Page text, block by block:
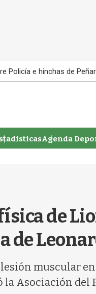
Policía e hinchas de
Agenda
de
de
muscular
la Asociación del